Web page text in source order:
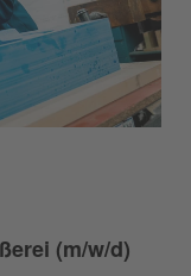
(m/w/d)